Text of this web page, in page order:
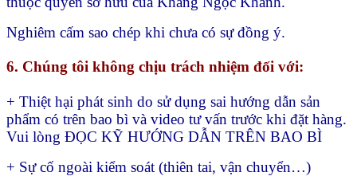
Nghiêm cấm sao chép khi chưa có sự đồng ý.
6. Chúng tôi không chịu trách nhiệm đối với:
+ Thiệt hại phát sinh do sử dụng sai hướng dẫn sản
phẩm có trên bao bì và video tư vấn trước khi đặt hàng.
Vui lòng ĐỌC KỸ HƯỚNG DẪN TRÊN BAO BÌ
+ Sự cố ngoài kiểm soát (thiên tai, vận chuyển…)